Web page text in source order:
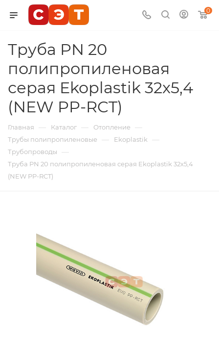
0
Труба PN 20
полипропиленовая
серая Ekoplastik 32x5,4
(NEW PP-RCT)
Главная — Каталог — Отопление —
Трубы полипропиленовые — Ekoplastik —
Трубопроводы —
Труба PN 20 полипропиленовая серая Ekoplastik 32x5,4
(NEW PP-RCT)